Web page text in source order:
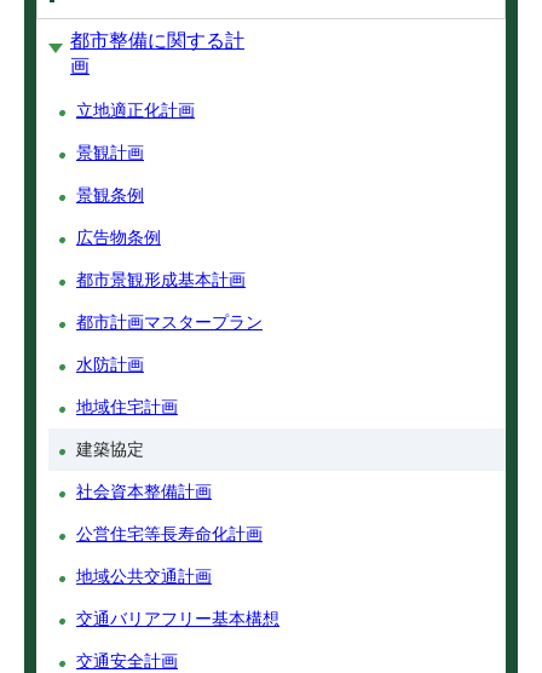
都市整備に関する計
画
立地適正化計画
景観計画
景観条例
広告物条例
都市景観形成基本計画
都市計画マスタープラン
水防計画
地域住宅計画
建築協定
社会資本整備計画
公営住宅等長寿命化計画
地域公共交通計画
交通バリアフリー基本構想
交通安全計画